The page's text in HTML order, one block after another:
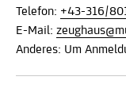
Telefon: +43-316/
E-Mail:
Anderes: Um